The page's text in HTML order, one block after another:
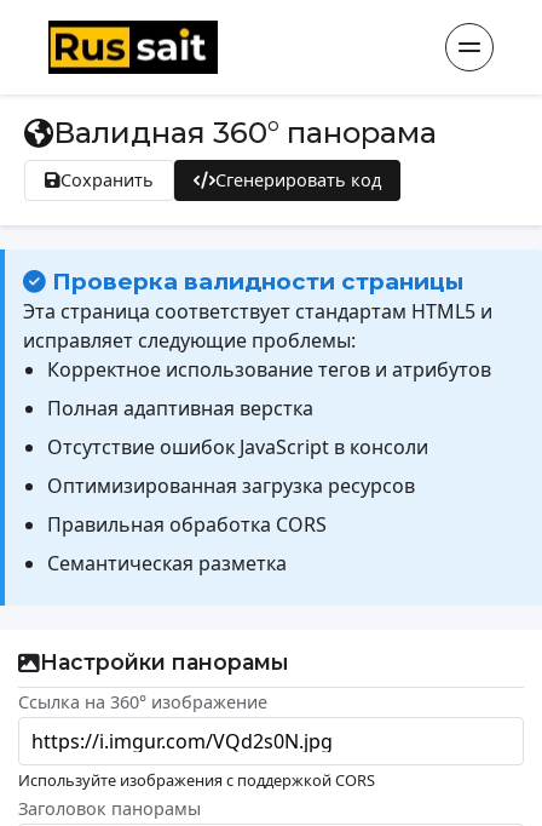
Валидная 360° панорама
Сохранить Сгенерировать код
Проверка валидности страницы
Эта страница соответствует стандартам HTML5 и
исправляет следующие проблемы:
Корректное использование тегов и атрибутов
Полная адаптивная верстка
Отсутствие ошибок JavaScript в консоли
Оптимизированная загрузка ресурсов
Правильная обработка CORS
Семантическая разметка
Настройки панорамы
Ссылка на 360° изображение
Используйте изображения с поддержкой CORS
Заголовок панорамы